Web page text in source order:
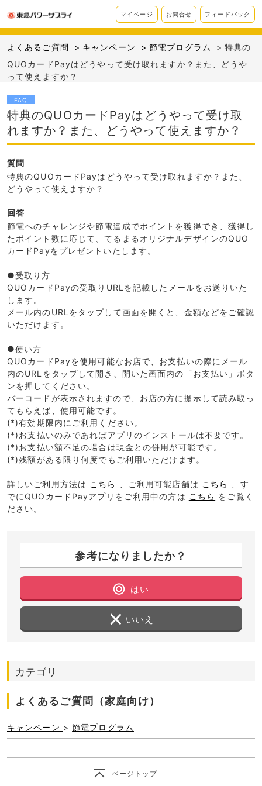
マイページ お問合せ フィードバック
よくあるご質問 > キャンペーン > 節電プログラム > 特典の
QUOカードPayはどうやって受け取れますか？また、どうや
って使えますか？
FAQ
特典のQUOカードPayはどうやって受け取
れますか？また、どうやって使えますか？
質問
特典のQUOカードPayはどうやって受け取れますか？また、
どうやって使えますか？
回答
節電へのチャレンジや節電達成でポイントを獲得でき、獲得し
たポイント数に応じて、てるまるオリジナルデザインのQUO
カードPayをプレゼントいたします。
●受取り方
QUOカードPayの受取りURLを記載したメールをお送りいた
します。
メール内のURLをタップして画面を開くと、金額などをご確認
いただけます。
●使い方
QUOカードPayを使用可能なお店で、お支払いの際にメール
内のURLをタップして開き、開いた画面内の「お支払い」ボタ
ンを押してください。
バーコードが表示されますので、お店の方に提示して読み取っ
てもらえば、使用可能です。
(*)有効期限内にご利用ください。
(*)お支払いのみであればアプリのインストールは不要です。
(*)お支払い額不足の場合は現金との併用が可能です。
(*)残額がある限り何度でもご利用いただけます。
詳しいご利用方法は こちら 、ご利用可能店舗は こちら
、す
でにQUOカードPayアプリをご利用中の方は こちら をご覧く
ださい。
参考になりましたか？
はい
いいえ
カテゴリ
よくあるご質問（家庭向け）
キャンペーン > 節電プログラム
ページトップ